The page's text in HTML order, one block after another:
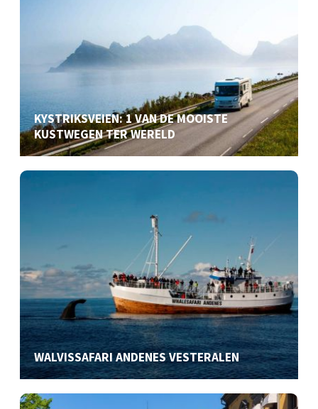
KYSTRIKSVEIEN: 1 VAN DE MOOISTE
KUSTWEGEN TER WERELD
WALVISSAFARI ANDENES VESTERALEN